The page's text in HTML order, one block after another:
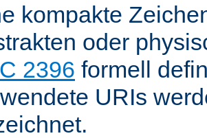
kompakte
oder
2396 formell
URIs